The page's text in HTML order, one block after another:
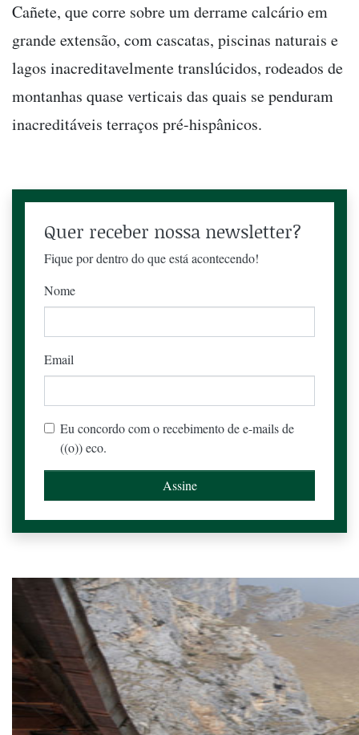
Cañete, que corre sobre um derrame calcário em
grande extensão, com cascatas, piscinas naturais e
lagos inacreditavelmente translúcidos, rodeados de
montanhas quase verticais das quais se penduram
inacreditáveis terraços pré-hispânicos.
Quer receber nossa newsletter?
Fique por dentro do que está acontecendo!
Nome
Email
Eu concordo com o recebimento de e-mails de
((o)) eco.